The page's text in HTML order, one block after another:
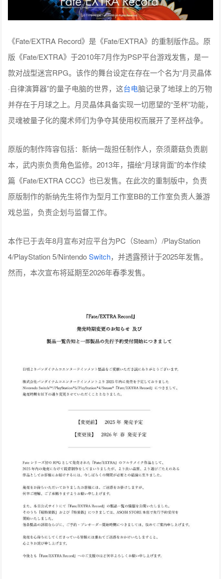
《Fate/EXTRA Record》是《Fate/EXTRA》的重制版作品。原
版《Fate/EXTRA》于2010年7月作为PSP平台游戏发售，是一
款对战型迷宫RPG。该作的舞台设定在存在一个名为“月灵晶体
·自律演算器”的量子电脑的世界，这台电脑记录了地球上的万物
并存在于月球之上。月灵晶体具备实现一切愿望的“圣杯”功能，
灵魂被量子化的魔术师们为争夺其使用权而展开了圣杯战争。
原版的制作阵容包括：新纳一哉担任制作人，奈须蘑菇负责剧
本，武内崇负责角色监修。2013年，描绘“月球背面”的本作续
篇《Fate/EXTRA CCC》也已发售。在此次的重制版中，负责
原版制作的新纳先生将作为型月工作室BB的工作室负责人兼游
戏总监，负责企划与监督工作。
本作已于去年8月宣布对应平台为PC（Steam）/PlayStation
4/PlayStation 5/NintendoSwitch，并透露预计于2025年发售。
然而，本次宣布将延期至2026年春季发售。